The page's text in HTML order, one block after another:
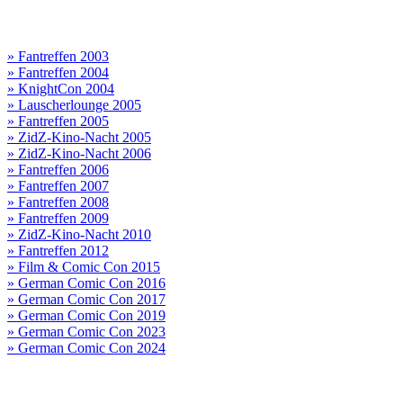
» Fantreffen 2003
» Fantreffen 2004
» KnightCon 2004
» Lauscherlounge 2005
» Fantreffen 2005
» ZidZ-Kino-Nacht 2005
» ZidZ-Kino-Nacht 2006
» Fantreffen 2006
» Fantreffen 2007
» Fantreffen 2008
» Fantreffen 2009
» ZidZ-Kino-Nacht 2010
» Fantreffen 2012
» Film & Comic Con 2015
» German Comic Con 2016
» German Comic Con 2017
» German Comic Con 2019
» German Comic Con 2023
» German Comic Con 2024